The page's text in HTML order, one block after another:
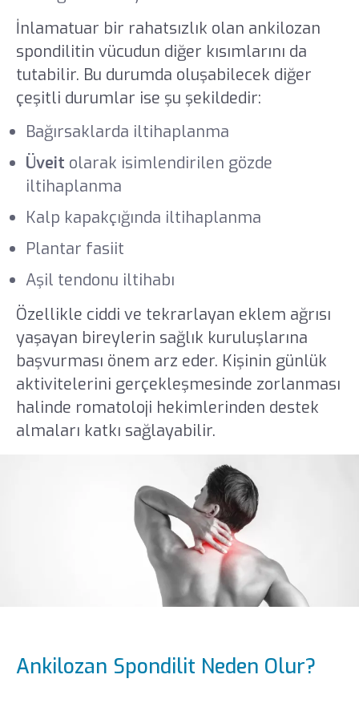
İnlamatuar bir rahatsızlık olan ankilozan
spondilitin vücudun diğer kısımlarını da
tutabilir. Bu durumda oluşabilecek diğer
çeşitli durumlar ise şu şekildedir:
Bağırsaklarda iltihaplanma
Üveit olarak isimlendirilen gözde
iltihaplanma
Kalp kapakçığında iltihaplanma
Plantar fasiit
Aşil tendonu iltihabı
Özellikle ciddi ve tekrarlayan eklem ağrısı
yaşayan bireylerin sağlık kuruluşlarına
başvurması önem arz eder. Kişinin günlük
aktivitelerini gerçekleşmesinde zorlanması
halinde romatoloji hekimlerinden destek
almaları katkı sağlayabilir.
Ankilozan Spondilit Neden Olur?